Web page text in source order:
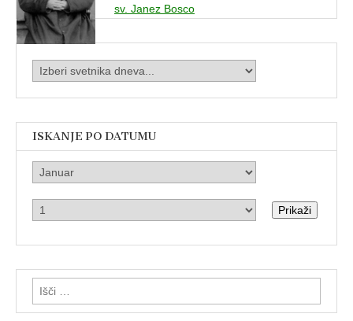
sv. Janez Bosco
ISKANJE PO DATUMU
Prikaži
Išči: